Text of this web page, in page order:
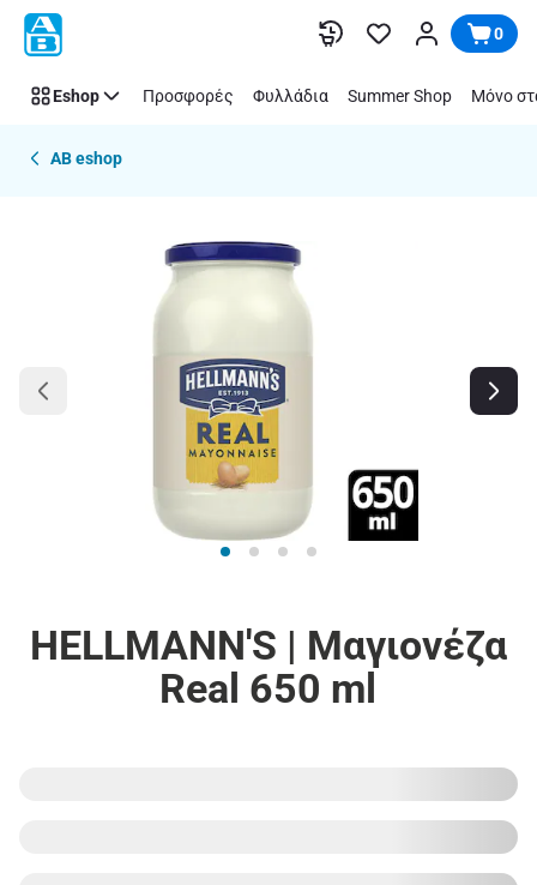
Παράλειψη 0
Eshop Προσφορές Φυλλάδια Summer Shop Μόνο
AB eshop
HELLMANN'S | Μαγιονέζα
Real 650 ml